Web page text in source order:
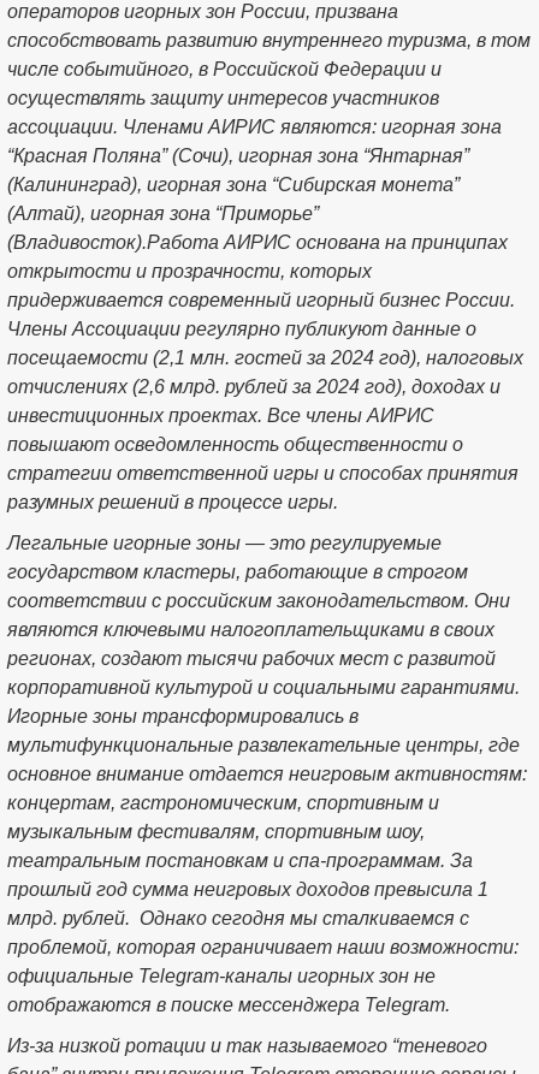
операторов игорных зон России, призвана
способствовать развитию внутреннего туризма, в том
числе событийного, в Российской Федерации и
осуществлять защиту интересов участников
ассоциации. Членами АИРИС являются: игорная зона
“Красная Поляна” (Сочи), игорная зона “Янтарная”
(Калининград), игорная зона “Сибирская монета”
(Алтай), игорная зона “Приморье”
(Владивосток).Работа АИРИС основана на принципах
открытости и прозрачности, которых
придерживается современный игорный бизнес России.
Члены Ассоциации регулярно публикуют данные о
посещаемости (2,1 млн. гостей за 2024 год), налоговых
отчислениях (2,6 млрд. рублей за 2024 год), доходах и
инвестиционных проектах. Все члены АИРИС
повышают осведомленность общественности о
стратегии ответственной игры и способах принятия
разумных решений в процессе игры.
Легальные игорные зоны — это регулируемые
государством кластеры, работающие в строгом
соответствии с российским законодательством. Они
являются ключевыми налогоплательщиками в своих
регионах, создают тысячи рабочих мест с развитой
корпоративной культурой и социальными гарантиями.
Игорные зоны трансформировались в
мультифункциональные развлекательные центры, где
основное внимание отдается неигровым активностям:
концертам, гастрономическим, спортивным и
музыкальным фестивалям, спортивным шоу,
театральным постановкам и спа-программам. За
прошлый год сумма неигровых доходов превысила 1
млрд. рублей. Однако сегодня мы сталкиваемся с
проблемой, которая ограничивает наши возможности:
официальные Telegram-каналы игорных зон не
отображаются в поиске мессенджера Telegram.
Из-за низкой ротации и так называемого “теневого